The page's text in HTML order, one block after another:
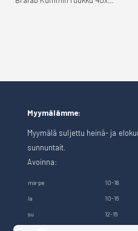
Myymälämme:
Myymälä suljettu heinä- ja
sunnuntait.
Avoinna:
ma-pe 10-18
la 10-16
su 12-16